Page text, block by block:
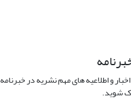
و اطلاعیه های مهم نشریه در خبرنامه
شوید.